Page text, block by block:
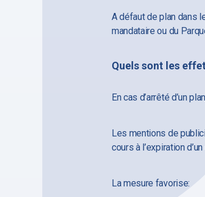
A défaut de plan dans
mandataire ou du
Quels sont les
En cas d’arrêté d’un
Les mentions de
cours à l’expiration
La mesure favorise: